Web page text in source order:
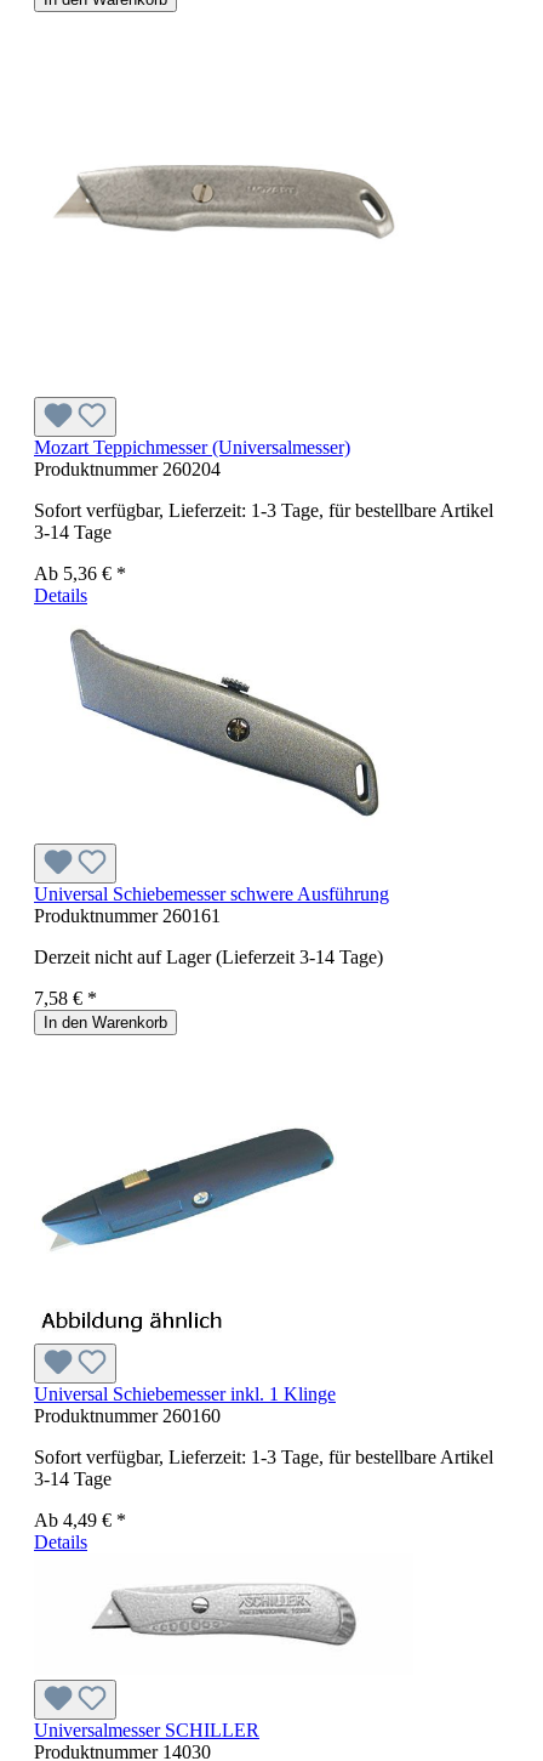
Mozart Teppichmesser (Universalmesser)
Produktnummer 260204
Sofort verfügbar, Lieferzeit: 1-3 Tage, für bestellbare Artikel
3-14 Tage
Ab 5,36 € *
Details
Universal Schiebemesser schwere Ausführung
Produktnummer 260161
Derzeit nicht auf Lager (Lieferzeit 3-14 Tage)
7,58 € *
In den Warenkorb
Universal Schiebemesser inkl. 1 Klinge
Produktnummer 260160
Sofort verfügbar, Lieferzeit: 1-3 Tage, für bestellbare Artikel
3-14 Tage
Ab 4,49 € *
Details
Universalmesser SCHILLER
Produktnummer 14030